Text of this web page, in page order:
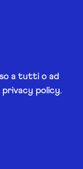
a tutti o ad
privacy policy.